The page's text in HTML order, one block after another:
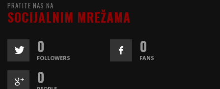
PRATITE NAS NA
SOCIJALNIM MREŽAMA
0
FOLLOWERS
0
FANS
0